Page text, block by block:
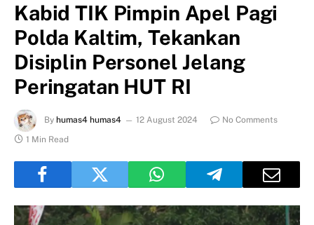
Kabid TIK Pimpin Apel Pagi
Polda Kaltim, Tekankan
Disiplin Personel Jelang
Peringatan HUT RI
By humas4 humas4 12 August 2024
No Comments
1 Min Read